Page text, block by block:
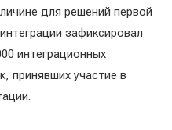
для решений первой
зафиксировал
интеграционных
принявших участие в